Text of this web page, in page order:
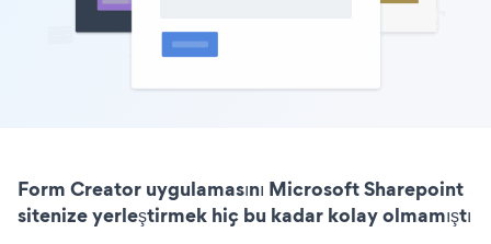
Form Creator uygulamasını Microsoft Sharepoint
sitenize yerleştirmek hiç bu kadar kolay olmamıştı